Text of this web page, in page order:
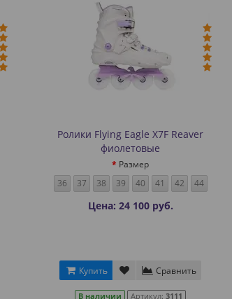
Ролики Flying Eagle X7F Reaver
фиолетовые
Размер
36
37 38 39 40 41 42 44
Цена: 24 100 руб.
Купить Сравнить
В наличии Артикул:3111